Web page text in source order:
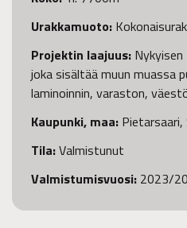
Urakkamuoto:
Projektin laajuus:
joka sisältää muun muassa
laminoinnin, varaston,
Kaupunki, maa: Pietarsaari,
Tila:Valmistunut
Valmistumisvuosi: 2023/